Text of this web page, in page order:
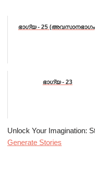
ഭാഗ്യ - 25
ഭാഗ്യ - 23
Unlock Your Imagination:
Generate Stories